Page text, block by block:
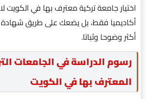
اختيار جامعة تركية معترف بها في الكويت
أكاديميا فقط، بل يضعك على طريق
أكثر وضوحا وثباتا.
رسوم الدراسة في الجامعات
المعترف بها في الكويت